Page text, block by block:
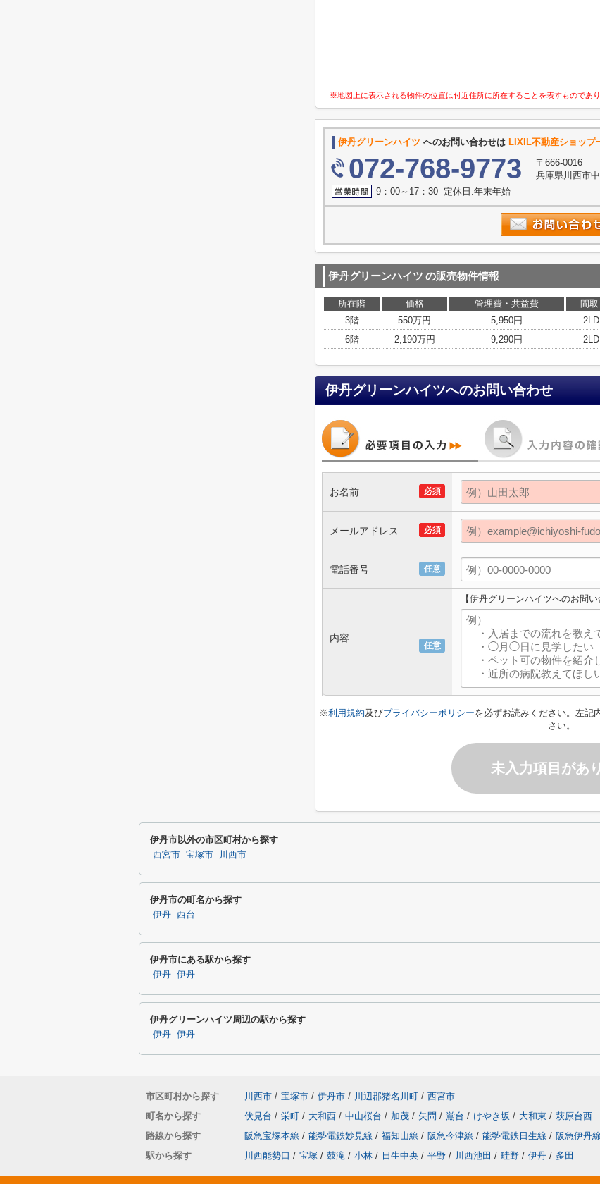
※地図上に表示される物件の位置は付近住所に所在することを表すものであ
伊丹グリーンハイツ へのお問い合わせは LIXIL不動産ショップ
072-768-9773
〒666-0016
兵庫県川西市
9：00～17：30 定休日:年末年始
伊丹グリーンハイツ の販売物件情報
所在階 価格 管理費・共益費 間取
3階
550万円 5,950円
6階
2,190万円 9,290円
伊丹グリーンハイツへのお問い合わせ
必須
お名前
必須
メールアドレス
任意
電話番号
任意
内容
【伊丹グリーンハイツへのお問い
※利用規約及びプライバシーポリシーを必ずお読みください。左記
さい。
未入力項目があ
伊丹市以外の市区町村から探す
西宮市 宝塚市 川西市
伊丹市の町名から探す
伊丹 西台
伊丹市にある駅から探す
伊丹 伊丹
伊丹グリーンハイツ周辺の駅から探す
伊丹 伊丹
市区町村から探す 川西市 / 宝塚市 / 伊丹市 / 川辺郡猪名川町 / 西宮市
町名から探す
伏見台 / 栄町 / 大和西 / 中山桜台 / 加茂 / 矢問 / 鴬台 / けやき坂 / 大和東 / 萩原台西
路線から探す
阪急宝塚本線 / 能勢電鉄妙見線 / 福知山線 / 阪急今津線 / 能勢電鉄日生線 / 阪急伊丹線
駅から探す
川西能勢口 / 宝塚 / 鼓滝 / 小林 / 日生中央 / 平野 / 川西池田 / 畦野 / 伊丹 / 多田